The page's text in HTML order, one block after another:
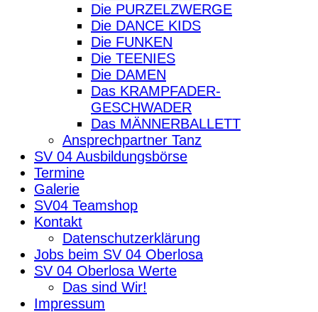
Die PURZELZWERGE
Die DANCE KIDS
Die FUNKEN
Die TEENIES
Die DAMEN
Das KRAMPFADER-
GESCHWADER
Das MÄNNERBALLETT
Ansprechpartner Tanz
SV 04 Ausbildungsbörse
Termine
Galerie
SV04 Teamshop
Kontakt
Datenschutzerklärung
Jobs beim SV 04 Oberlosa
SV 04 Oberlosa Werte
Das sind Wir!
Impressum